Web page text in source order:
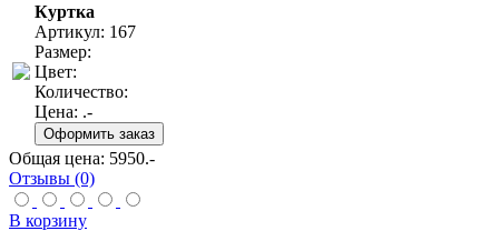
Куртка
Артикул: 167
Размер:
Цвет:
Количество:
Цена: .-
Общая цена: 5950.-
Отзывы (0)
В корзину